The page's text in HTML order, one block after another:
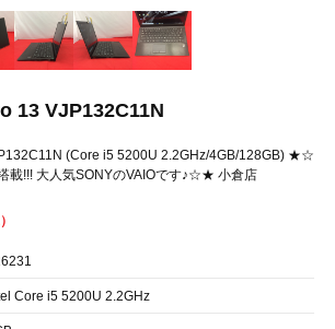
13 VJP132C11N
(Core i5 5200U 2.2GHz/4GB/128GB) ★☆
載!!! 大人気SONYのVAIOです♪☆★ 小倉店
Core i5 5200U 2.2GHz